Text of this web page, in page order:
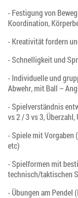
- Festigung von
Koordination,
- Kreativität fordern
- Schnelligkeit und
- Individuelle und
Abwehr, mit Ball –
- Spielverständnis
vs 2 / 3 vs 3, Überzahl,
- Spiele mit Vorgaben
etc)
- Spielformen mit
technisch/taktischen
- Übungen am Pendel